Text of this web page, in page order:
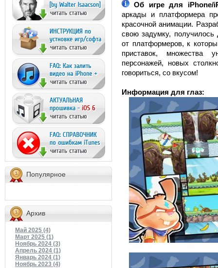
Популярное
Архив
Май 2025 (4)
Март 2025 (1)
Ноябрь 2024 (3)
Апрель 2024 (1)
Январь 2024 (1)
Ноябрь 2023 (4)
Об игре для
аркады и платформера
красочной анимации.
свою задумку, получилось
от платформеров, к
приставок, множества
персонажей, новых
говориться, со вкусом!
Информация для глаз: